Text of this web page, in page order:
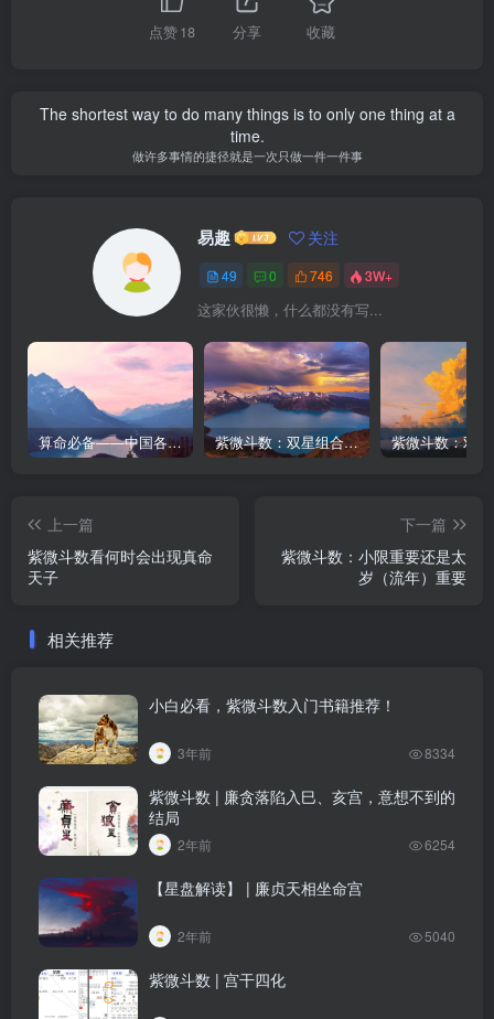
点赞18 分享 收藏
The shortest way to do many things is to only one thing at a
time.
做许多事情的捷径就是一次只做一件一件事
易趣 关注
49 0 746 3W+
这家伙很懒，什么都没有写...
算命必备——中国各主要城市平太阳时差对照表 紫微斗数：双星组合 – 天同太阴
上一篇
紫微斗数看何时会出现真命
天子
下一篇
紫微斗数：小限重要还是太
岁（流年）重要
相关推荐
小白必看，紫微斗数入门书籍推荐！
3年前 8334
紫微斗数 | 廉贪落陷入巳、亥宫，意想不到的
结局
2年前 6254
【星盘解读】 | 廉贞天相坐命宫
2年前 5040
紫微斗数 | 宫干四化